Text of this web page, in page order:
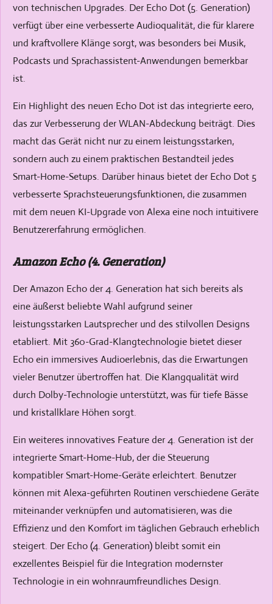
von technischen Upgrades. Der Echo Dot (5. Generation)
verfügt über eine verbesserte Audioqualität, die für klarere
und kraftvollere Klänge sorgt, was besonders bei Musik,
Podcasts und Sprachassistent-Anwendungen bemerkbar
ist.
Ein Highlight des neuen Echo Dot ist das integrierte eero,
das zur Verbesserung der WLAN-Abdeckung beiträgt. Dies
macht das Gerät nicht nur zu einem leistungsstarken,
sondern auch zu einem praktischen Bestandteil jedes
Smart-Home-Setups. Darüber hinaus bietet der Echo Dot 5
verbesserte Sprachsteuerungsfunktionen, die zusammen
mit dem neuen KI-Upgrade von Alexa eine noch intuitivere
Benutzererfahrung ermöglichen.
Amazon Echo (4. Generation)
Der Amazon Echo der 4. Generation hat sich bereits als
eine äußerst beliebte Wahl aufgrund seiner
leistungsstarken Lautsprecher und des stilvollen Designs
etabliert. Mit 360-Grad-Klangtechnologie bietet dieser
Echo ein immersives Audioerlebnis, das die Erwartungen
vieler Benutzer übertroffen hat. Die Klangqualität wird
durch Dolby-Technologie unterstützt, was für tiefe Bässe
und kristallklare Höhen sorgt.
Ein weiteres innovatives Feature der 4. Generation ist der
integrierte Smart-Home-Hub, der die Steuerung
kompatibler Smart-Home-Geräte erleichtert. Benutzer
können mit Alexa-geführten Routinen verschiedene Geräte
miteinander verknüpfen und automatisieren, was die
Effizienz und den Komfort im täglichen Gebrauch erheblich
steigert. Der Echo (4. Generation) bleibt somit ein
exzellentes Beispiel für die Integration modernster
Technologie in ein wohnraumfreundliches Design.